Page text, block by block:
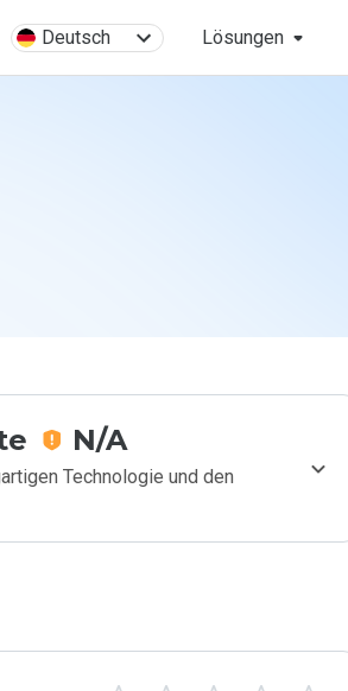
Deutsch Lösungen
N/A
Technologie und den